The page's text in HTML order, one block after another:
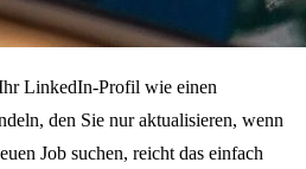
LinkedIn-Profil wie einen
den Sie nur aktualisieren, wenn
Job suchen, reicht das einfach